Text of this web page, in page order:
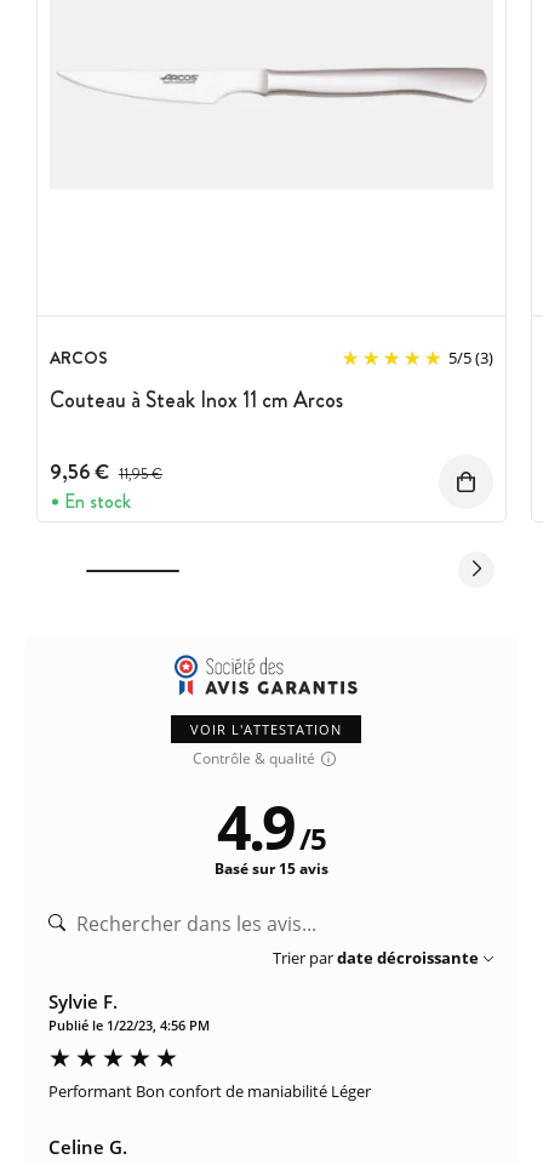
ARCOS 5/5(3)
Couteau à Steak Inox 11 cm Arcos
9,56 € Prix avant réduction :
11,95 €
En stock
VOIR L'ATTESTATION
Contrôle & qualité
4.9/5
Basé sur 15 avis
Trier pardate décroissante
Sylvie F.
Publié le 1/22/23, 4:56 PM
Performant Bon confort de maniabilité Léger
Celine G.